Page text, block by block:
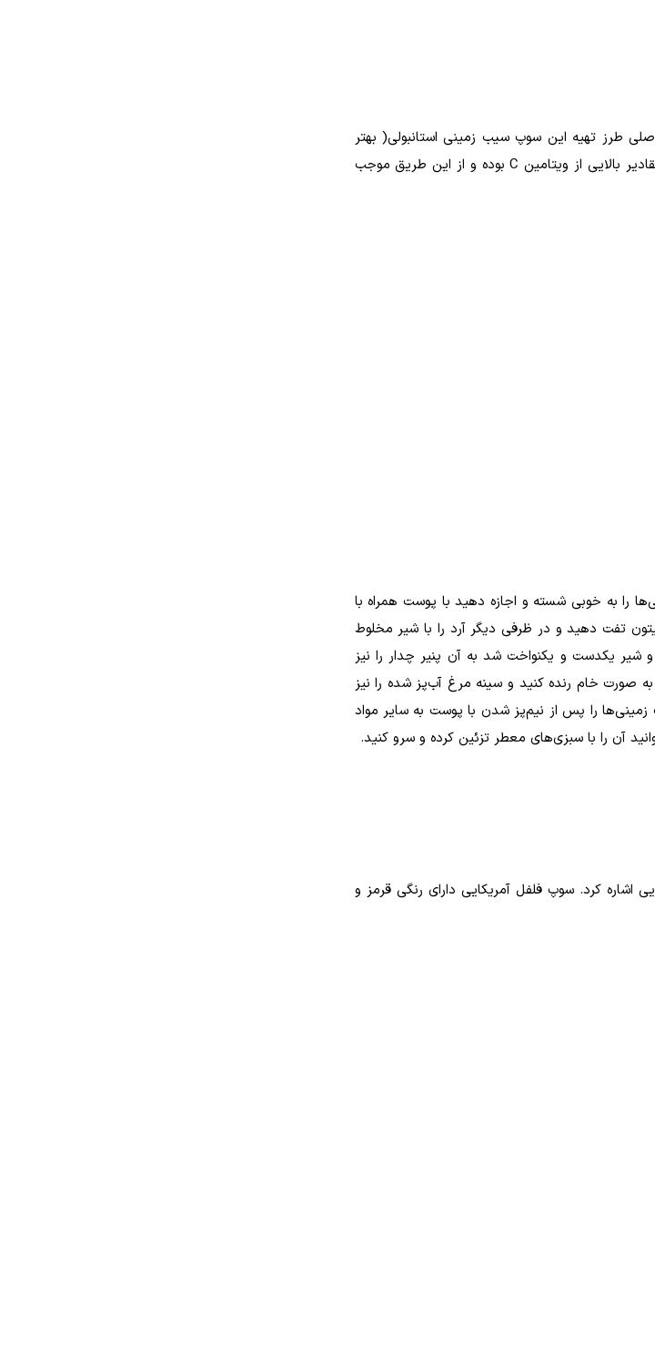
طرز تهیه این سوپ سیب زمینی استانبولی( بهتر
بالایی از ویتامین Cبوده و از این طریق موجب
را به خوبی شسته و اجازه دهید با پوست همراه با
تفت دهید و در ظرفی دیگر آرد را با شیر مخلوط‌
و شیر یکدست و یکنواخت شد به آن پنیر چدار را نیز
صورت خام رنده کنید و سینه مرغ آب‌پز شده را نیز
را پس از نیم‌پز شدن با پوست به سایر مواد
آن را با سبزی‌های معطر تزئین کرده و سرو کنید.
اشاره کرد. سوپ فلفل آمریکایی دارای رنگی قرمز و